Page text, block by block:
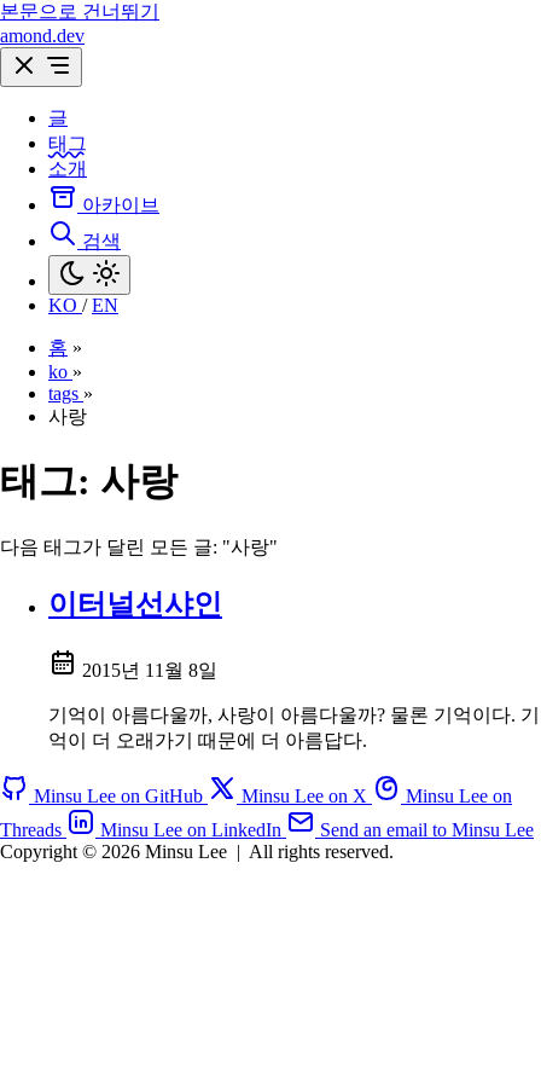
본문으로 건너뛰기
amond.dev
글
태그
소개
아카이브
검색
KO / EN
홈 »
ko »
tags »
사랑
태그: 사랑
다음 태그가 달린 모든 글: "사랑"
이터널선샤인
2015년 11월 8일
기억이 아름다울까, 사랑이 아름다울까? 물론 기억이다. 기
억이 더 오래가기 때문에 더 아름답다.
Minsu Lee on GitHub Minsu Lee on X
Minsu Lee on
Threads
Minsu Lee on LinkedIn
Send an email to Minsu Lee
Copyright © 2026 Minsu Lee | All rights reserved.